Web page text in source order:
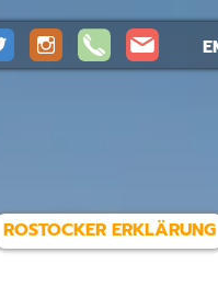
ROSTOCKER ERKLÄRUNG